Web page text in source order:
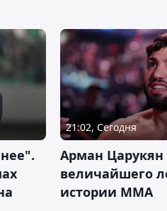
21:02, Сегодня
Арман Царукян
величайшего
истории ММА